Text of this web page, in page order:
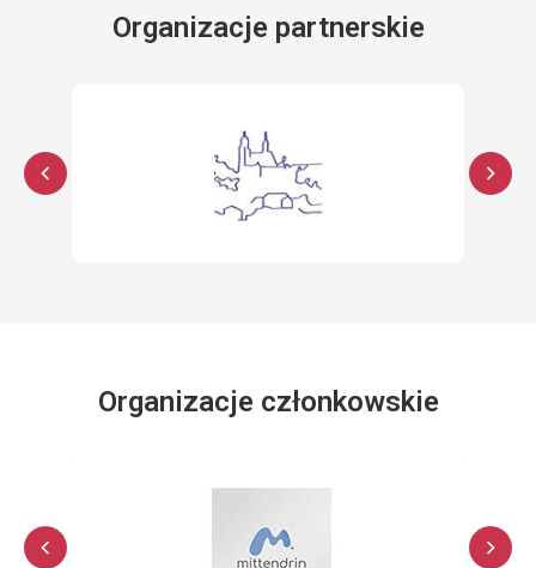
Organizacje partnerskie
Organizacje członkowskie